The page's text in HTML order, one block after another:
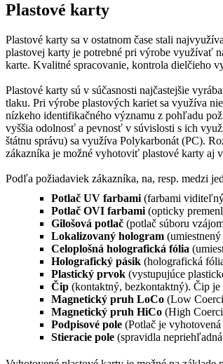
Plastové karty
Plastové karty sa v ostatnom čase stali
plastovej karty je potrebné pri výrobe využívať
karte. Kvalitné spracovanie, kontrola dielčieho
Plastové karty sú v súčasnosti najčastejšie
tlaku. Pri výrobe plastových kariet sa využíva
nízkeho identifikačného významu z pohľadu
vyššia odolnosť a pevnosť v súvislosti s ich
štátnu správu) sa využíva Polykarbonát (PC).
zákazníka je možné vyhotoviť plastové karty aj
Podľa požiadaviek zákazníka, na, resp. medzi
Potlač UV farbami (farbami
Potlač OVI farbami (opticky
Gilošová potlač (potlač súboru
Lokalizovaný hologram
Celoplošná holografická fólia
Holografický pásik (holografická
Plastický prvok (vystupujúce
Čip (kontaktný, bezkontaktný). Čip
Magnetický pruh LoCo (Low
Magnetický pruh HiCo (High
Podpisové pole (Potlač je
Stieracie pole (spravidla